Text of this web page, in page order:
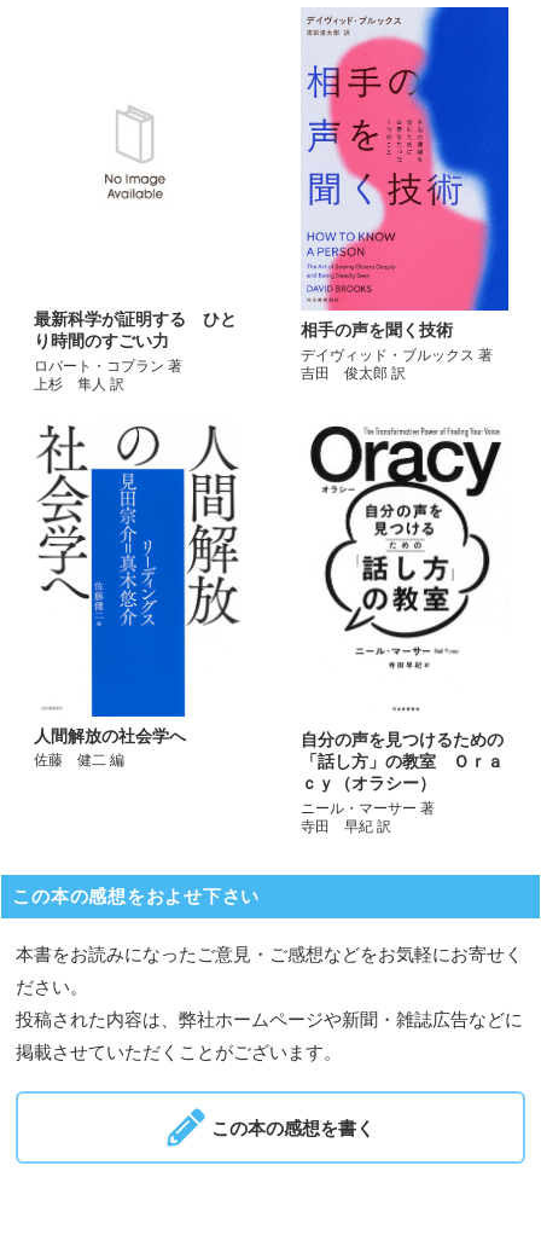
最新科学が証明する ひと
り時間のすごい力
ロバート・コプラン 著
上杉 隼人 訳
相手の声を聞く技術
デイヴィッド・ブルックス 著
吉田 俊太郎 訳
人間解放の社会学へ
佐藤 健二 編
自分の声を見つけるための
「話し方」の教室 Ｏｒａ
ｃｙ（オラシー）
ニール・マーサー 著
寺田 早紀 訳
この本の感想をおよせ下さい
本書をお読みになったご意見・ご感想などをお気軽にお寄せく
ださい。
投稿された内容は、弊社ホームページや新聞・雑誌広告などに
掲載させていただくことがございます。
この本の感想を書く